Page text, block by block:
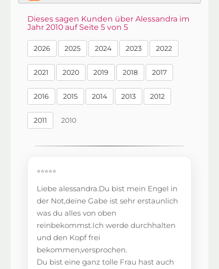
Dieses sagen Kunden über Alessandra im
Jahr 2010 auf Seite 5 von 5
2026 2025 2024 2023 2022
2021 2020 2019 2018 2017
2016 2015 2014 2013 2012
2011 2010
⭐⭐⭐⭐⭐
Liebe alessandra.Du bist mein Engel in
der Not,deine Gabe ist sehr erstaunlich
was du alles von oben
reinbekommst.Ich werde durchhalten
und den Kopf frei
bekommen,versprochen.
Du bist eine ganz tolle Frau hast auch